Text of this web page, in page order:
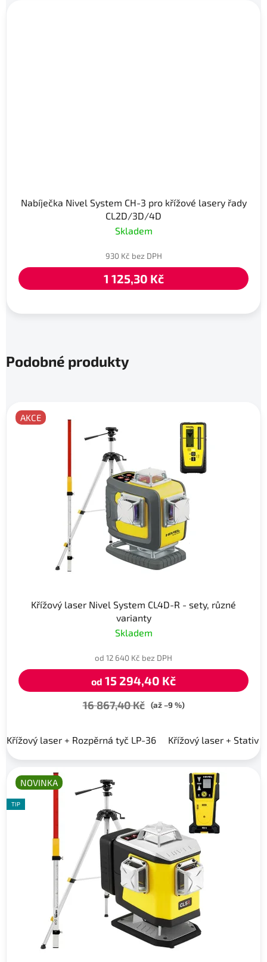
Nabíječka Nivel System CH-3 pro křížové lasery řady
CL2D/3D/4D
Skladem
930 Kč bez DPH
1 125,30 Kč
Podobné produkty
AKCE
Křížový laser Nivel System CL4D-R - sety, různé
varianty
Skladem
od 12 640 Kč bez DPH
od 15 294,40 Kč
16 867,40 Kč (až –9 %)
Křížový laser + Rozpěrná tyč LP-36 Křížový laser + Stativ
NOVINKA
TIP